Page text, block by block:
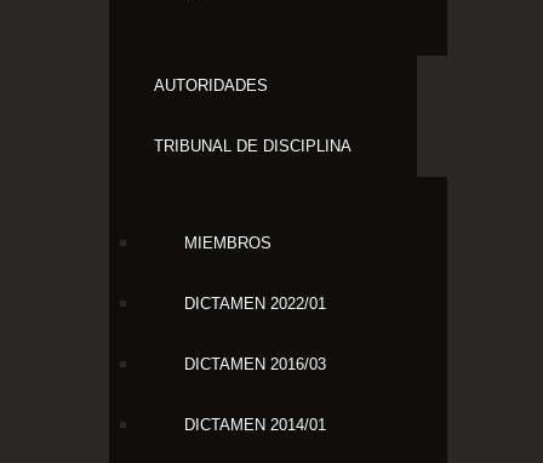
AUTORIDADES
TRIBUNAL DE DISCIPLINA
MIEMBROS
DICTAMEN 2022/01
DICTAMEN 2016/03
DICTAMEN 2014/01